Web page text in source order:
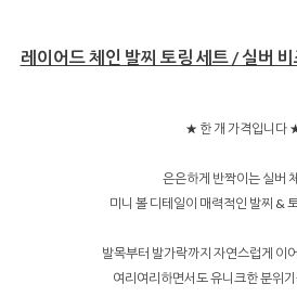
레이어드 체인 발찌 토링 세트 / 실버
★ 한 개 가격입니다
은은하게 반짝이는 실버
미니 볼 디테일이 매력적인 발찌 &
발목부터 발가락까지 자연스럽게 이
여리여리하면서도 유니크한 분위